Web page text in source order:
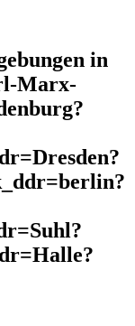
in
Marx-